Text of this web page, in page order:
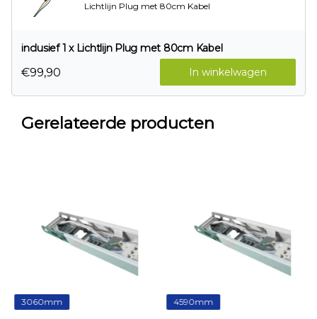
Lichtlijn Plug met 80cm Kabel
inclusief 1 x Lichtlijn Plug met 80cm Kabel
In winkelwagen
€99,90
Gerelateerde producten
3060mm 4590mm